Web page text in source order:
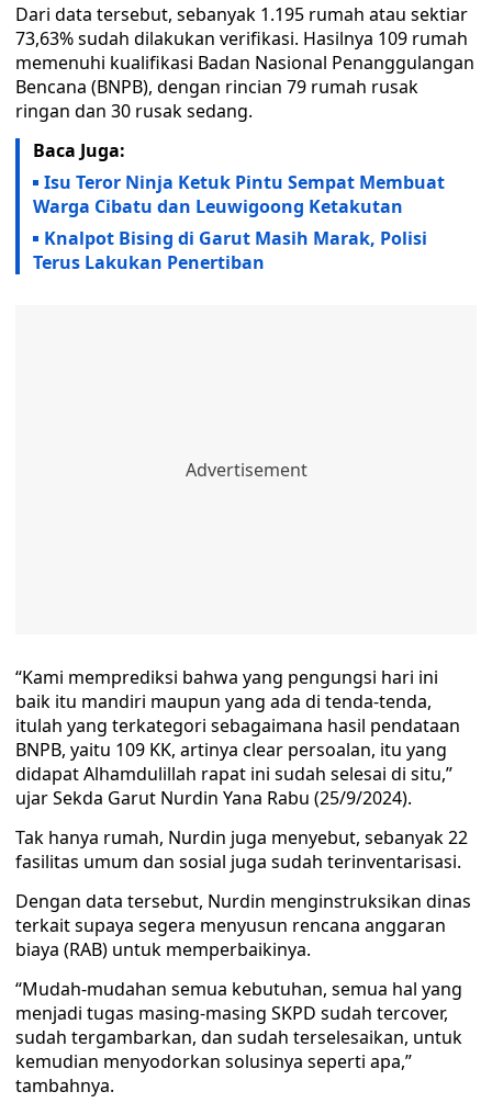
Dari data tersebut, sebanyak 1.195 rumah atau sektiar
73,63% sudah dilakukan verifikasi. Hasilnya 109 rumah
memenuhi kualifikasi Badan Nasional Penanggulangan
Bencana (BNPB), dengan rincian 79 rumah rusak
ringan dan 30 rusak sedang.
Baca Juga:
Isu Teror Ninja Ketuk Pintu Sempat Membuat
Warga Cibatu dan Leuwigoong Ketakutan
Knalpot Bising di Garut Masih Marak, Polisi
Terus Lakukan Penertiban
“Kami memprediksi bahwa yang pengungsi hari ini
baik itu mandiri maupun yang ada di tenda-tenda,
itulah yang terkategori sebagaimana hasil pendataan
BNPB, yaitu 109 KK, artinya clear persoalan, itu yang
didapat Alhamdulillah rapat ini sudah selesai di situ,”
ujar Sekda Garut Nurdin Yana Rabu (25/9/2024).
Tak hanya rumah, Nurdin juga menyebut, sebanyak 22
fasilitas umum dan sosial juga sudah terinventarisasi.
Dengan data tersebut, Nurdin menginstruksikan dinas
terkait supaya segera menyusun rencana anggaran
biaya (RAB) untuk memperbaikinya.
“Mudah-mudahan semua kebutuhan, semua hal yang
menjadi tugas masing-masing SKPD sudah tercover,
sudah tergambarkan, dan sudah terselesaikan, untuk
kemudian menyodorkan solusinya seperti apa,”
tambahnya.